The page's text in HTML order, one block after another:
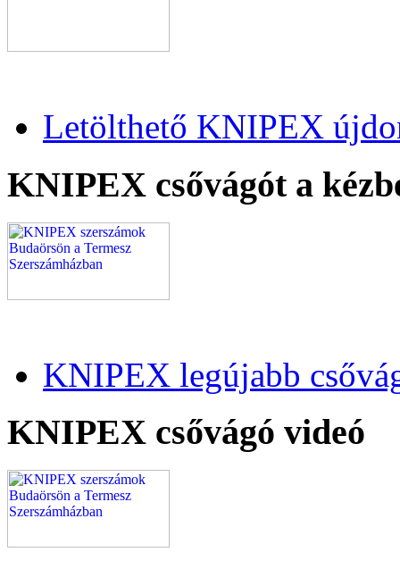
Letölthető KNIPEX
KNIPEX csővágót a
KNIPEX legújabb
KNIPEX csővágó videó